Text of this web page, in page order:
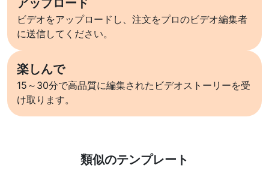
ビデオをアップロードし、注文をプロのビデオ編集者
に送信してください。
楽しんで
15～30分で高品質に編集されたビデオストーリーを受
け取ります。
類似のテンプレート
詳しくはこちら